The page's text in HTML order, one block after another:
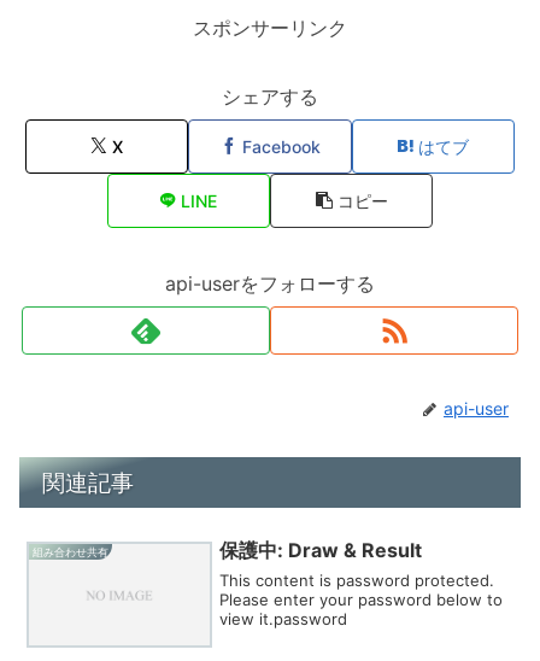
スポンサーリンク
シェアする
X Facebook はてブ
LINE コピー
api-userをフォローする
api-user
関連記事
組み合わせ共有 保護中: Draw & Result
This content is password protected.
Please enter your password below to
view it.password